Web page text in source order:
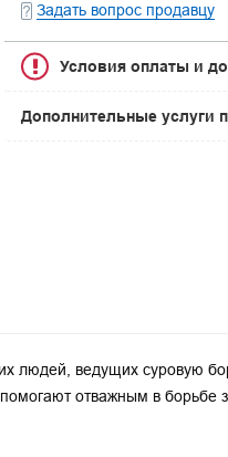
Задать вопрос продавцу
Условия оплаты и
Дополнительные услуги
людей, ведущих суровую
отважным в борьбе